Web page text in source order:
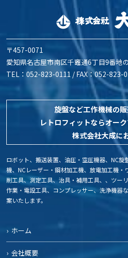
〒457-0071
愛知県名古屋市南区千竈通6丁目9番地
TEL：052-823-0111 / FAX：052-823-
旋盤など工作機械の販
レトロフィットならオー
株式会社大成に
ロボット、搬送装置、油圧・空圧機器、NC
機、NCレーザー・鋼材加工機、放電加工機
削工具、測定工具、治具・補用工具、、ツー
作業・電設工具、コンプレッサー、洗浄機器
案いたします。
ホーム
会社概要